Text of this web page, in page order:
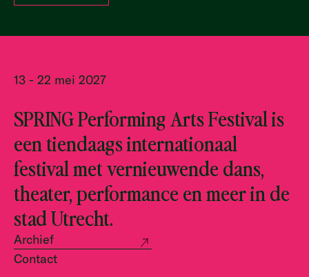
13 - 22 mei 2027
SPRING Performing Arts Festival is
een tiendaags internationaal
festival met vernieuwende dans,
theater, performance en meer in de
stad Utrecht.
Archief
Contact